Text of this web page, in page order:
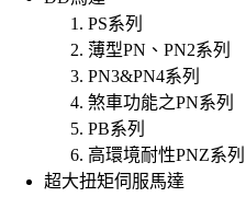
PS系列
薄型PN、PN2系列
PN3&PN4系列
煞車功能之PN系列
PB系列
高環境耐性PNZ系列
超大扭矩伺服馬達